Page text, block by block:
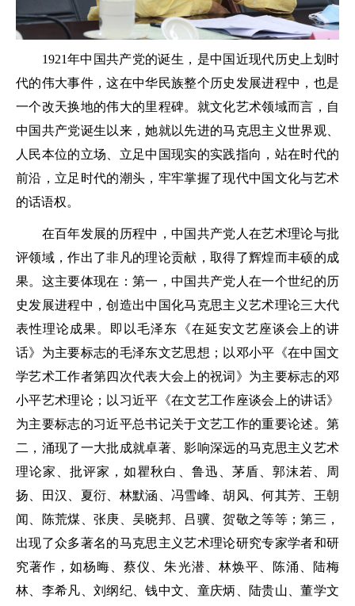
1921年中国共产党的诞生，是中国近现代历史上划时
代的伟大事件，这在中华民族整个历史发展进程中，也是
一个改天换地的伟大的里程碑。就文化艺术领域而言，自
中国共产党诞生以来，她就以先进的马克思主义世界观、
人民本位的立场、立足中国现实的实践指向，站在时代的
前沿，立足时代的潮头，牢牢掌握了现代中国文化与艺术
的话语权。
在百年发展的历程中，中国共产党人在艺术理论与批
评领域，作出了非凡的理论贡献，取得了辉煌而丰硕的成
果。这主要体现在：第一，中国共产党人在一个世纪的历
史发展进程中，创造出中国化马克思主义艺术理论三大代
表性理论成果。即以毛泽东《在延安文艺座谈会上的讲
话》为主要标志的毛泽东文艺思想；以邓小平《在中国文
学艺术工作者第四次代表大会上的祝词》为主要标志的邓
小平艺术理论；以习近平《在文艺工作座谈会上的讲话》
为主要标志的习近平总书记关于文艺工作的重要论述。第
二，涌现了一大批成就卓著、影响深远的马克思主义艺术
理论家、批评家，如瞿秋白、鲁迅、茅盾、郭沫若、周
扬、田汉、夏衍、林默涵、冯雪峰、胡风、何其芳、王朝
闻、陈荒煤、张庚、吴晓邦、吕骥、贺敬之等等；第三，
出现了众多著名的马克思主义艺术理论研究专家学者和研
究著作，如杨晦、蔡仪、朱光潜、林焕平、陈涌、陆梅
林、李希凡、刘纲纪、钱中文、童庆炳、陆贵山、董学文